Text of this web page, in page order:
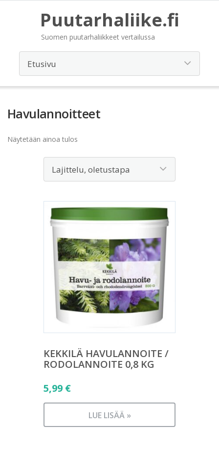
Puutarhaliike.fi
Suomen puutarhaliikkeet vertailussa
Havulannoitteet
Näytetään ainoa tulos
KEKKILÄ HAVULANNOITE /
RODOLANNOITE 0,8 KG
5,99 €
LUE LISÄÄ »